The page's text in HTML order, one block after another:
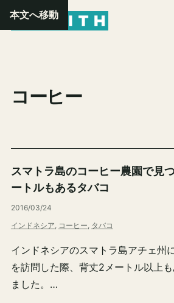
本文へ移動
コーヒー
スマトラ島のコーヒー農園で見
ートルもあるタバコ
2016/03/24
インドネシア, コーヒー, タバコ
インドネシアのスマトラ島アチェ州
を訪問した際、背丈2メートル以上
ました。…